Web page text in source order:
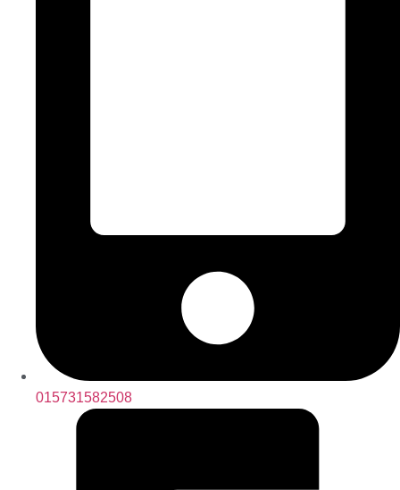
015731582508